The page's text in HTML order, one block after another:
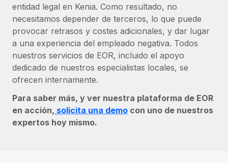
entidad legal en Kenia. Como resultado, no
necesitamos depender de terceros, lo que puede
provocar retrasos y costes adicionales, y dar lugar
a una experiencia del empleado negativa. Todos
nuestros servicios de EOR, incluido el apoyo
dedicado de nuestros especialistas locales, se
ofrecen internamente.
Para saber más, y ver nuestra plataforma de EOR
en acción, solicita una demo con uno de nuestros
expertos hoy mismo.